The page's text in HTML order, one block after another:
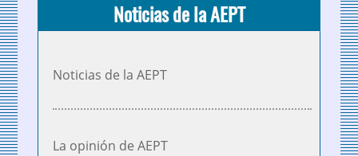
Noticias de la AEPT
Noticias de la AEPT
La opinión de AEPT